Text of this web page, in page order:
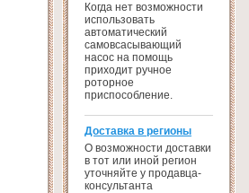
Когда нет возможности
использовать
автоматический
самовсасывающий
насос на помощь
приходит ручное
роторное
приспособление.
Доставка в регионы
О возможности доставки
в тот или иной регион
уточняйте у продавца-
консультанта